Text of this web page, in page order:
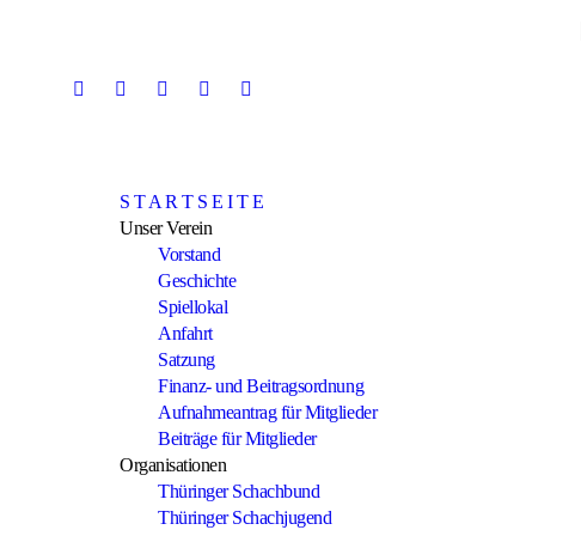
S T A R T S E I T E
Unser Verein
Vorstand
Geschichte
Spiellokal
Anfahrt
Satzung
Finanz- und Beitragsordnung
Aufnahmeantrag für Mitglieder
Beiträge für Mitglieder
Organisationen
Thüringer Schachbund
Thüringer Schachjugend